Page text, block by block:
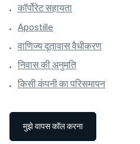
कॉर्पोरेट सहायता
Apostille
वाणिज्य दूतावास वैधीकरण
निवास की अनुमति
किसी कंपनी का परिसमापन
मुझे वापस कॉल करना